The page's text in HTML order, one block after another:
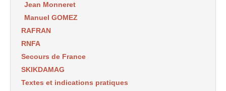
Jean Monneret
Manuel GOMEZ
RAFRAN
RNFA
Secours de France
SKIKDAMAG
Textes et indications pratiques